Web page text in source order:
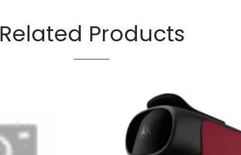
Related Products